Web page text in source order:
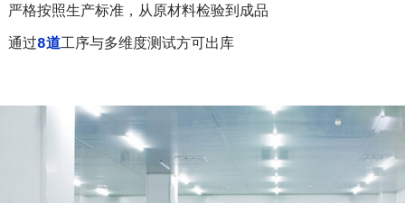
严格按照生产标准，从原材料检验到成品
通过8道工序与多维度测试方可出库